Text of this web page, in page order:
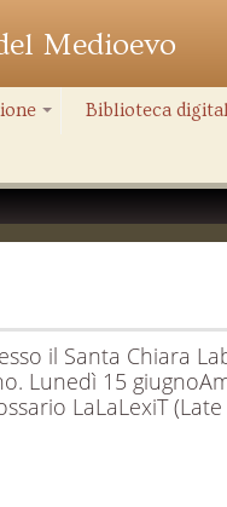
Medioevo
Biblioteca
il Santa Chiara
Lunedì 15
LaLaLexiT